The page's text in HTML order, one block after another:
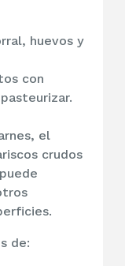
huevos y
con
el
crudos
de: